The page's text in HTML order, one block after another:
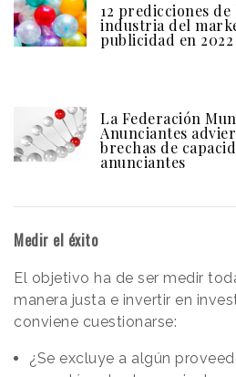
12 predicciones de
industria del
publicidad en 2022
La Federación
Anunciantes
brechas de
anunciantes
Medir el éxito
El objetivo ha de ser medir
manera justa e invertir en
conviene cuestionarse:
¿Se excluye a algún